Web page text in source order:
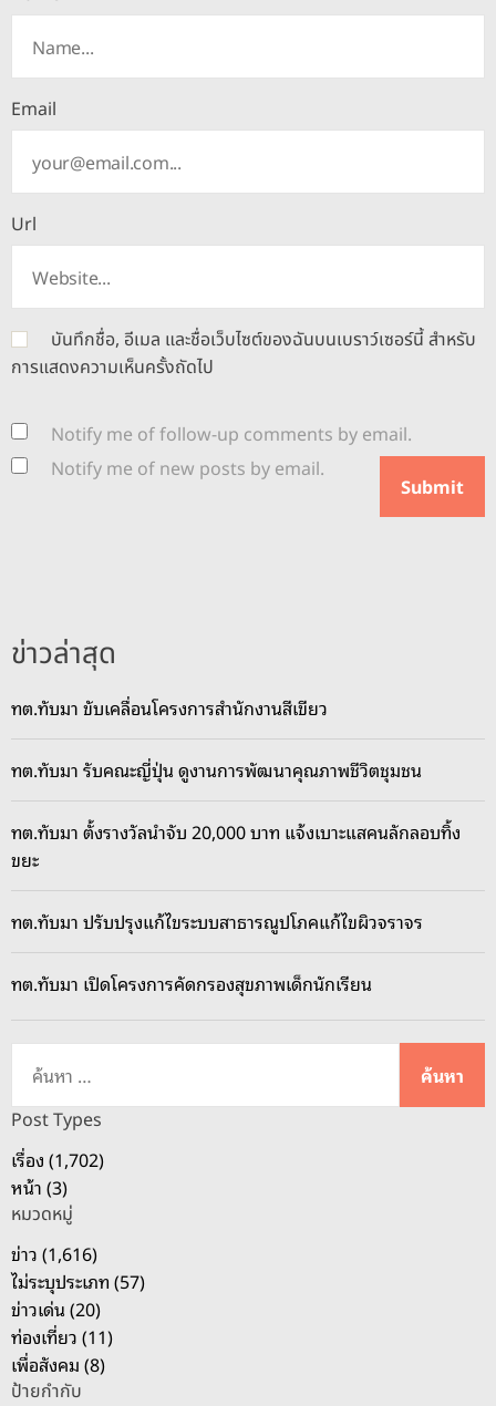
Email
Url
บันทึกชื่อ, อีเมล และชื่อเว็บไซต์ของฉันบนเบราว์เซอร์นี้ สำหรับ
การแสดงความเห็นครั้งถัดไป
Notify me of follow-up comments by email.
Notify me of new posts by email.
ข่าวล่าสุด
ทต.ทับมา ขับเคลื่อนโครงการสำนักงานสีเขียว
ทต.ทับมา รับคณะญี่ปุ่น ดูงานการพัฒนาคุณภาพชีวิตชุมชน
ทต.ทับมา ตั้งรางวัลนำจับ 20,000 บาท แจ้งเบาะแสคนลักลอบทิ้ง
ขยะ
ทต.ทับมา ปรับปรุงแก้ไขระบบสาธารณูปโภคแก้ไขผิวจราจร
ทต.ทับมา เปิดโครงการคัดกรองสุขภาพเด็กนักเรียน
ห
สำ
ห
รั
บ
:
Post Types
เรื่อง (1,702)
หน้า (3)
หมวดหมู่
ข่าว (1,616)
ไม่ระบุประเภท (57)
ข่าวเด่น (20)
ท่องเที่ยว (11)
เพื่อสังคม (8)
ป้ายกำกับ